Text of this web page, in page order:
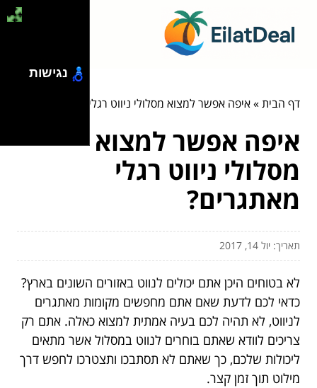
דף הבית»איפה אפשר למצוא מסלולי ניווט רגלי מאתגרים?
איפה אפשר למצוא
מסלולי ניווט רגלי
מאתגרים?
תאריך: יול 14, 2017
לא בטוחים היכן אתם יכולים לנווט באזורים השונים בארץ?
כדאי לכם לדעת שאם אתם מחפשים מקומות מאתגרים
לניווט, לא תהיה לכם בעיה אמתית למצוא כאלה. אתם רק
צריכים לוודא שאתם בוחרים לנווט במסלול אשר מתאים
ליכולות שלכם, כך שאתם לא תסתבכו ותצטרכו לחפש דרך
מילוט תוך זמן קצר.
נגישות